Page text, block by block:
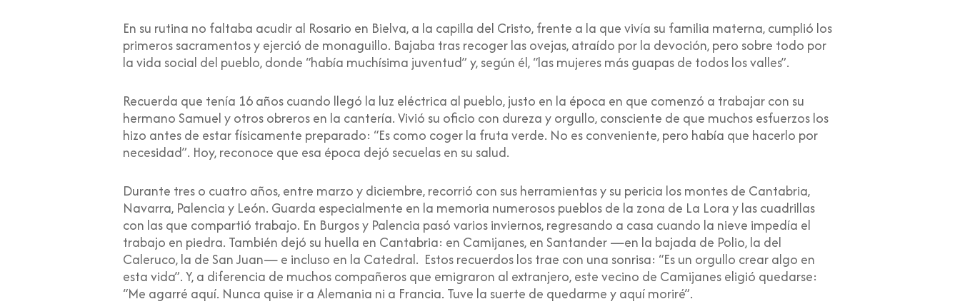
En su rutina no faltaba acudir al Rosario en Bielva, a la capilla del Cristo, frente a la que vivía su familia materna, cumplió los
primeros sacramentos y ejerció de monaguillo. Bajaba tras recoger las ovejas, atraído por la devoción, pero sobre todo por
la vida social del pueblo, donde “había muchísima juventud” y, según él, “las mujeres más guapas de todos los valles”.
Recuerda que tenía 16 años cuando llegó la luz eléctrica al pueblo, justo en la época en que comenzó a trabajar con su
hermano Samuel y otros obreros en la cantería. Vivió su oficio con dureza y orgullo, consciente de que muchos esfuerzos los
hizo antes de estar físicamente preparado: “Es como coger la fruta verde. No es conveniente, pero había que hacerlo por
necesidad”. Hoy, reconoce que esa época dejó secuelas en su salud.
Durante tres o cuatro años, entre marzo y diciembre, recorrió con sus herramientas y su pericia los montes de Cantabria,
Navarra, Palencia y León. Guarda especialmente en la memoria numerosos pueblos de la zona de La Lora y las cuadrillas
con las que compartió trabajo. En Burgos y Palencia pasó varios inviernos, regresando a casa cuando la nieve impedía el
trabajo en piedra. También dejó su huella en Cantabria: en Camijanes, en Santander —en la bajada de Polio, la del
Caleruco, la de San Juan— e incluso en la Catedral. Estos recuerdos los trae con una sonrisa: “Es un orgullo crear algo en
esta vida”. Y, a diferencia de muchos compañeros que emigraron al extranjero, este vecino de Camijanes eligió quedarse:
“Me agarré aquí. Nunca quise ir a Alemania ni a Francia. Tuve la suerte de quedarme y aquí moriré”.